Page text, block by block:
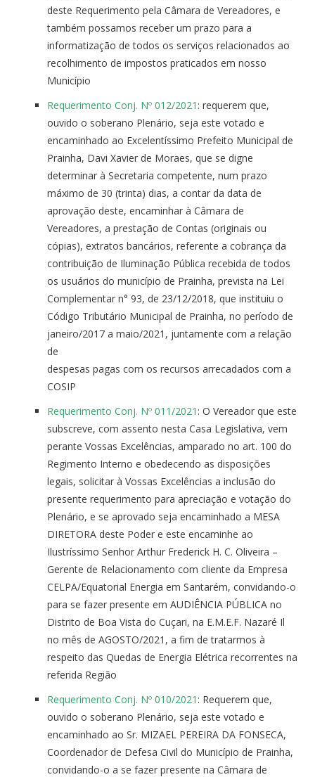
deste Requerimento pela Câmara de Vereadores, e
também possamos receber um prazo para a
informatização de todos os serviços relacionados ao
recolhimento de impostos praticados em nosso
Município
Requerimento Conj. Nº 012/2021 : requerem que,
ouvido o soberano Plenário, seja este votado e
encaminhado ao Excelentíssimo Prefeito Municipal de
Prainha, Davi Xavier de Moraes, que se digne
determinar à Secretaria competente, num prazo
máximo de 30 (trinta) dias, a contar da data de
aprovação deste, encaminhar à Câmara de
Vereadores, a prestação de Contas (originais ou
cópias), extratos bancários, referente a cobrança da
contribuição de Iluminação Pública recebida de todos
os usuários do município de Prainha, prevista na Lei
Complementar n° 93, de 23/12/2018, que instituiu o
Código Tributário Municipal de Prainha, no período de
janeiro/2017 a maio/2021, juntamente com a relação
de
despesas pagas com os recursos arrecadados com a
COSIP
Requerimento Conj. Nº 011/2021 : O Vereador que este
subscreve, com assento nesta Casa Legislativa, vem
perante Vossas Excelências, amparado no art. 100 do
Regimento Interno e obedecendo as disposições
legais, solicitar à Vossas Excelências a inclusão do
presente requerimento para apreciação e votação do
Plenário, e se aprovado seja encaminhado a MESA
DIRETORA deste Poder e este encaminhe ao
Ilustríssimo Senhor Arthur Frederick H. C. Oliveira –
Gerente de Relacionamento com cliente da Empresa
CELPA/Equatorial Energia em Santarém, convidando-o
para se fazer presente em AUDIÊNCIA PÚBLICA no
Distrito de Boa Vista do Cuçari, na E.M.E.F. Nazaré Il
no mês de AGOSTO/2021, a fim de tratarmos à
respeito das Quedas de Energia Elétrica recorrentes na
referida Região
Requerimento Conj. Nº 010/2021 : Requerem que,
ouvido o soberano Plenário, seja este votado e
encaminhado ao Sr. MIZAEL PEREIRA DA FONSECA,
Coordenador de Defesa Civil do Município de Prainha,
convidando-o a se fazer presente na Câmara de